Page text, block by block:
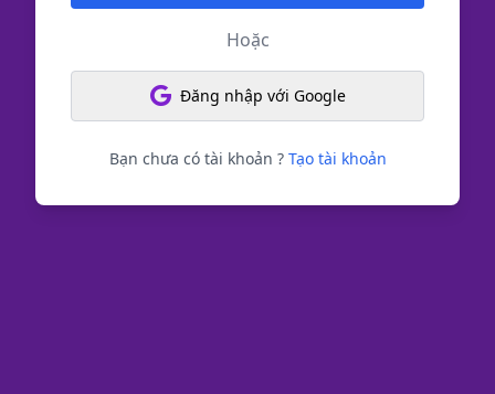
Hoặc
Đăng nhập với Google
Bạn chưa có tài khoản ? Tạo tài khoản